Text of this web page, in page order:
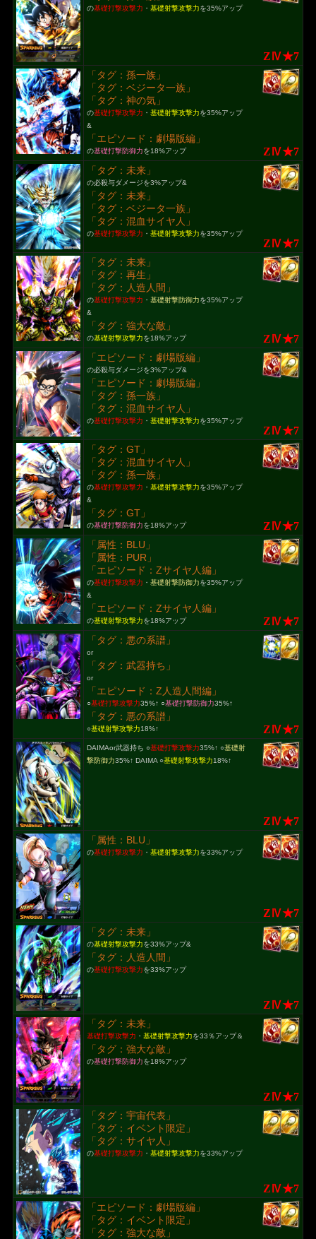
の基礎打撃攻撃力 ・ 基礎射撃攻撃力を35%アップ
ZⅣ★7
「タグ：孫一族」
「タグ：ベジータ一族」
「タグ：神の気」
の基礎打撃攻撃力 ・ 基礎射撃攻撃力を35%アップ
&
「エピソード：劇場版編」
の基礎打撃防御力を18%アップ ZⅣ★7
「タグ：未来」
の必殺与ダメージを3%アップ&
「タグ：未来」
「タグ：ベジータ一族」
「タグ：混血サイヤ人」
の基礎打撃攻撃力 ・ 基礎射撃攻撃力を35%アップ
ZⅣ★7
「タグ：未来」
「タグ：再生」
「タグ：人造人間」
の基礎打撃攻撃力 ・ 基礎射撃防御力を35%アップ
&
「タグ：強大な敵」
の基礎射撃攻撃力を18%アップ ZⅣ★7
「エピソード：劇場版編」
の必殺与ダメージを3%アップ&
「エピソード：劇場版編」
「タグ：孫一族」
「タグ：混血サイヤ人」
の基礎打撃攻撃力 ・ 基礎射撃攻撃力を35%アップ
ZⅣ★7
「タグ：GT」
「タグ：混血サイヤ人」
「タグ：孫一族」
の基礎打撃攻撃力 ・ 基礎射撃攻撃力を35%アップ
&
「タグ：GT」
の基礎打撃防御力を18%アップ ZⅣ★7
「属性：BLU」
「属性：PUR」
「エピソード：Zサイヤ人編」
の基礎打撃攻撃力 ・ 基礎射撃防御力を35%アップ
&
「エピソード：Zサイヤ人編」
の基礎射撃攻撃力を18%アップ ZⅣ★7
「タグ：悪の系譜」
or
「タグ：武器持ち」
or
「エピソード：Z人造人間編」
○基礎打撃攻撃力35%↑ ○基礎打撃防御力35%↑
「タグ：悪の系譜」
○基礎射撃攻撃力18%↑ ZⅣ★7
DAIMAor武器持ち ○基礎打撃攻撃力35%↑ ○基礎射
撃防御力35%↑ DAIMA ○基礎射撃攻撃力18%↑
ZⅣ★7
「属性：BLU」
の基礎打撃攻撃力 ・ 基礎射撃攻撃力を33%アップ
ZⅣ★7
「タグ：未来」
の基礎射撃攻撃力を33%アップ&
「タグ：人造人間」
の基礎打撃攻撃力を33%アップ
ZⅣ★7
「タグ：未来」
基礎打撃攻撃力 ・ 基礎射撃攻撃力を33％アップ＆
「タグ：強大な敵」
の基礎打撃防御力を18%アップ
ZⅣ★7
「タグ：宇宙代表」
「タグ：イベント限定」
「タグ：サイヤ人」
の基礎打撃攻撃力 ・ 基礎射撃攻撃力を33%アップ
ZⅣ★7
「エピソード：劇場版編」
「タグ：イベント限定」
「タグ：強大な敵」